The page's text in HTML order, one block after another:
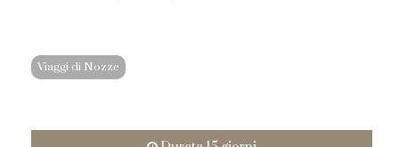
Viaggi di Nozze